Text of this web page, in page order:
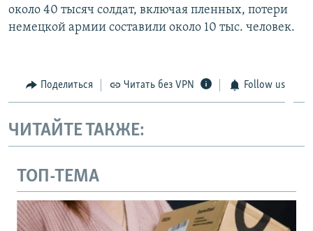
около 40 тысяч солдат, включая пленных, потери
немецкой армии составили около 10 тыс. человек.
Поделиться Читать без VPN Follow us
ЧИТАЙТЕ ТАКЖЕ:
ТОП-ТЕМА